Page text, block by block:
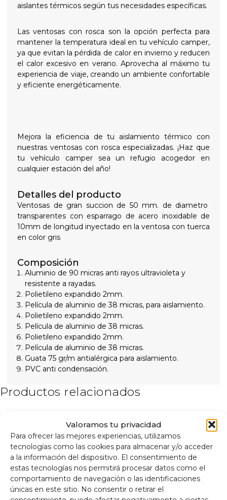
Valoramos tu privacidad
Para ofrecer las mejores experiencias, utilizamos
tecnologías como las cookies para almacenar y/o acceder
a la información del dispositivo. El consentimiento de
estas tecnologías nos permitirá procesar datos como el
comportamiento de navegación o las identificaciones
únicas en este sitio. No consentir o retirar el
aislantes térmicos según tus necesidades específicas.
Las ventosas con rosca son la opción perfecta para
mantener la temperatura ideal en tu vehículo camper,
ya que evitan la pérdida de calor en invierno y reducen
el calor excesivo en verano. Aprovecha al máximo tu
experiencia de viaje, creando un ambiente confortable
y eficiente energéticamente.
Mejora la eficiencia de tu aislamiento térmico con
nuestras ventosas con rosca especializadas. ¡Haz que
tu vehículo camper sea un refugio acogedor en
cualquier estación del año!
Detalles del producto
Ventosas de gran succion de 50 mm. de diametro
transparentes con esparrago de acero inoxidable de
10mm de longitud inyectado en la ventosa con tuerca
en color gris
Composición
Aluminio de 90 micras anti rayos ultravioleta y
resistente a rayadas.
Polietileno expandido 2mm.
Película de aluminio de 38 micras, para aislamiento.
Polietileno expandido 2mm.
Película de aluminio de 38 micras.
Polietileno expandido 2mm.
Película de aluminio de 38 micras.
Guata 75 gr/m antialérgica para aislamiento.
PVC anti condensación.
Productos relacionados